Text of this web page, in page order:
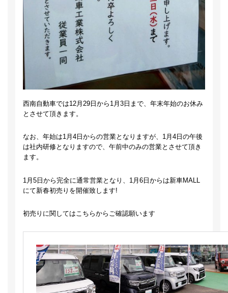
西南自動車では12月29日から1月3日まで、年末年始のお休み
とさせて頂きます。
なお、年始は1月4日からの営業となりますが、1月4日の午後
は社内研修となりますので、午前中のみの営業とさせて頂き
ます。
1月5日から完全に通常営業となり、1月6日からは新車MALL
にて新春初売りを開催致します!
初売りに関してはこちらからご確認願います